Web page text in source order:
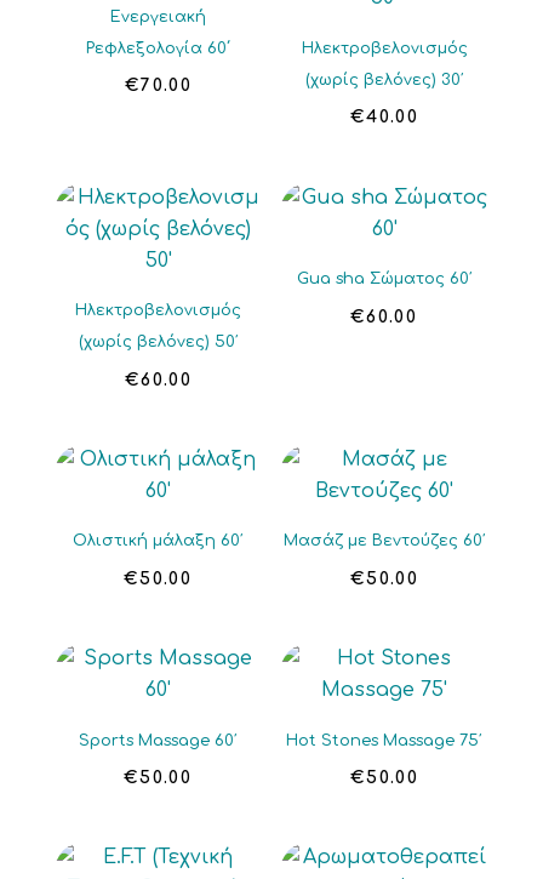
Ενεργειακή
Ρεφλεξολογία 60΄
€70.00
Ηλεκτροβελονισμός
(χωρίς βελόνες) 30′
€40.00
Ηλεκτροβελονισμός
(χωρίς βελόνες) 50′
€60.00
Gua sha Σώματος 60′
€60.00
Ολιστική μάλαξη 60′
€50.00
Μασάζ με Βεντούζες 60′
€50.00
Sports Massage 60′
€50.00
Hot Stones Massage 75′
€50.00